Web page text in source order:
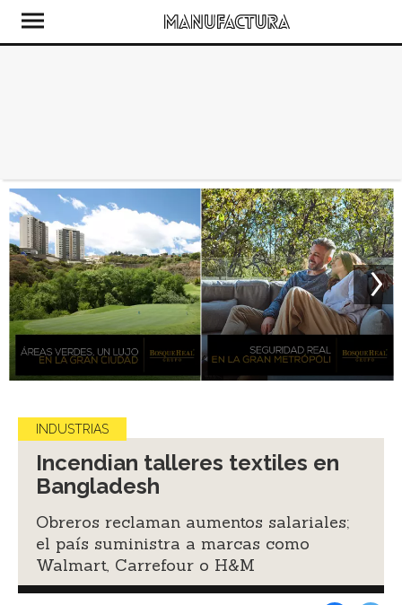
INDUSTRIAS
Incendian talleres textiles en
Bangladesh
Obreros reclaman aumentos salariales;
el país suministra a marcas como
Walmart, Carrefour o H&M